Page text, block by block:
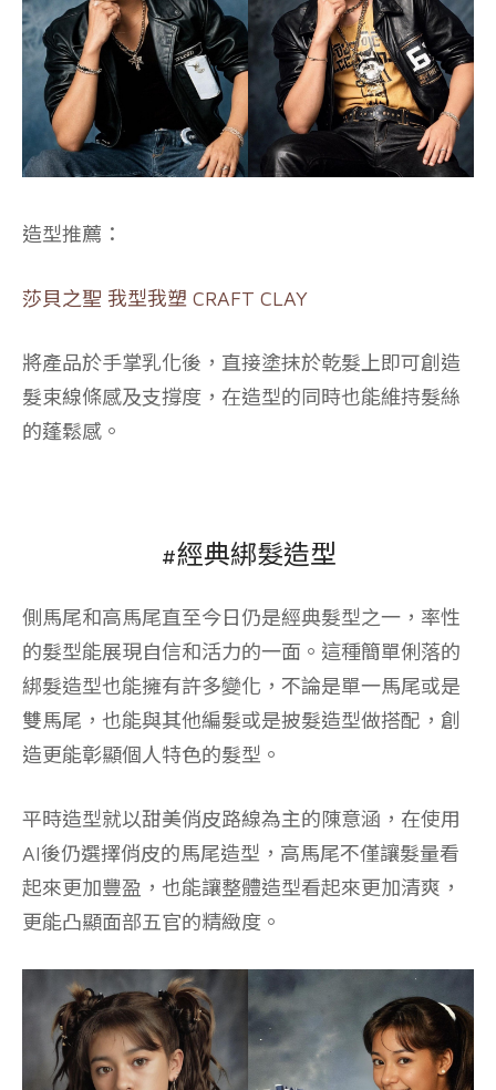
造型推薦：
莎貝之聖 我型我塑 CRAFT CLAY
將產品於手掌乳化後，直接塗抹於乾髮上即可創造
髮束線條感及支撐度，在造型的同時也能維持髮絲
的蓬鬆感。
#經典綁髮造型
側馬尾和高馬尾直至今日仍是經典髮型之一，率性
的髮型能展現自信和活力的一面。這種簡單俐落的
綁髮造型也能擁有許多變化，不論是單一馬尾或是
雙馬尾，也能與其他編髮或是披髮造型做搭配，創
造更能彰顯個人特色的髮型。
平時造型就以甜美俏皮路線為主的陳意涵，在使用
AI後仍選擇俏皮的馬尾造型，高馬尾不僅讓髮量看
起來更加豐盈，也能讓整體造型看起來更加清爽，
更能凸顯面部五官的精緻度。